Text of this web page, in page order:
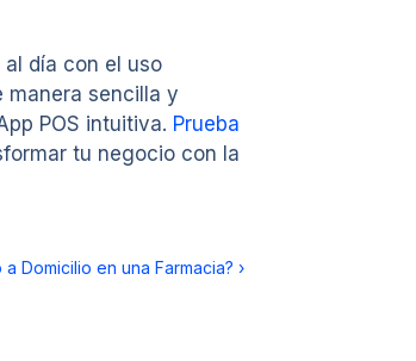
día con el uso
manera sencilla y
POS intuitiva. Prueba
tu negocio con la
Domicilio en una Farmacia? ›